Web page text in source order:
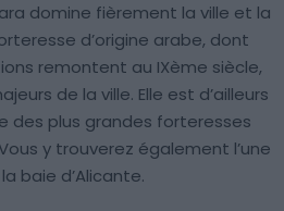
domine fièrement la ville et la
d’origine arabe, dont
remontent au IXème siècle,
de la ville. Elle est d’ailleurs
des plus grandes forteresses
y trouverez également l’une
baie d’Alicante.